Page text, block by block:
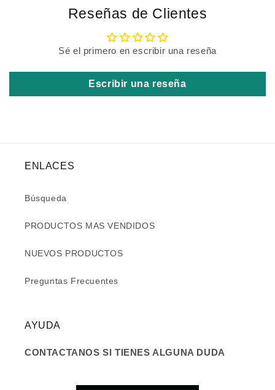
Reseñas de Clientes
Sé el primero en escribir una reseña
Escribir una reseña
ENLACES
Búsqueda
PRODUCTOS MAS VENDIDOS
NUEVOS PRODUCTOS
Preguntas Frecuentes
AYUDA
CONTACTANOS SI TIENES ALGUNA DUDA